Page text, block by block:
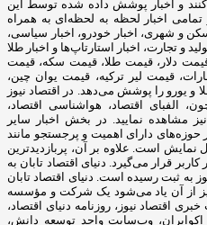
و اخبار پوشش داده شده توسط این
تمامی اخبار لحظه به لحظه‌ای به همراه
و شهری، اخبار خودرو، اخبار سیاسی،
و تجارت، اخبار استارتاپ‌ها و اخبار طلا
دلار، قیمت طلا، قیمت سکه، قیمت
قیمت لیر ترکیه، قیمت یوان چین،
و یورو را پوشش می‌دهد. در اقتصاد نیوز
الفبای اقتصاد، هواشناسی اقتصاد،
مشاهده نمایید. در بخش اخبار سایر
حوزه‌های دارای اهمیت و پرجستجو مانند
نمایش است. علاوه بر آن، پربازدیدترین
کاربر قرار می‌گیرد. دنیای اقتصاد تابان به
به ثبت رسیده است. دنیای اقتصاد تابان
نیز از آن یاد می‌شود یک شرکت و مؤسسه
اقتصاد نیوز، روزنامه دنیای اقتصاد،
اکوایران، وب‌سایت واحد توسعه دانش،